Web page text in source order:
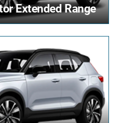
Extended Range